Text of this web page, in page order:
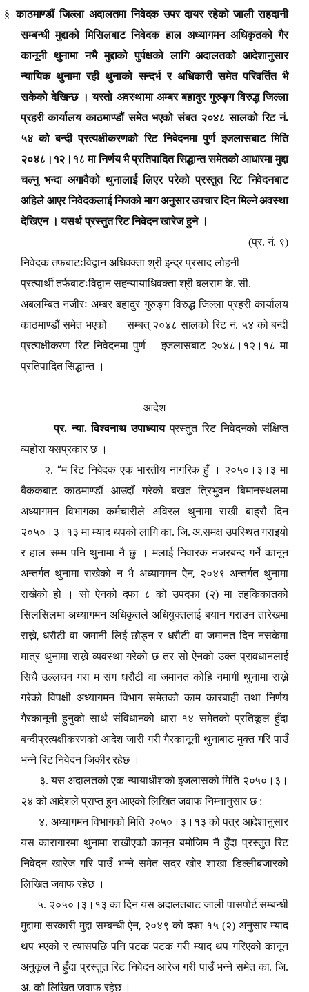
§ काठमाण्डौं जिल्ला अदालतमा निवेदक उपर दायर रहेको जाली राहदानी
सम्बन्धी मुद्दाको मिसिलबाट निवेदक हाल अध्यागमन अधिकृतको गैर
कानूनी थुनामा नभै मुद्दाको पुर्पक्षको लागि अदालतको आदेशानुसार
न्यायिक थुनामा रही थुनाको सन्दर्भ र अधिकारी समेत परिवर्तित भै
सकेको देखिन्छ । यस्तो अवस्थामा अम्बर बहादुर गुरुङ्ग विरुद्ध जिल्ला
प्रहरी कार्यालय काठमाण्डौं समेत भएको संबत २०४८ सालको रिट नं.
५४ को बन्दी प्रत्यक्षीकरणको रिट निवेदनमा पुर्ण इजलासबाट मिति
२०४८।१२।१८ मा निर्णय भै प्रतिपादित सिद्धान्त समेतको आधारमा मुद्दा
चल्नु भन्दा अगावैको थुनालाई लिएर परेको प्रस्तुत रिट निवेदनबाट
अहिले आएर निवेदकलाई निजको माग अनुसार उपचार दिन मिल्ने अवस्था
देखिएन । यसर्थ प्रस्तुत रिट निवेदन खारेज हुने ।
(प्र. नं. ९)
निवेदक तफबाटःविद्वान अधिवक्ता श्री इन्द्र प्रसाद लोहनी
प्रत्यार्थी तर्फबाटःविद्वान सहन्यायाधिवक्ता श्री बलराम के. सी.
अबलम्बित नजीरः अम्बर बहादुर गुरुङ्ग विरुद्ध जिल्ला प्रहरी कार्यालय
काठमाण्डौं समेत भएको सम्बत् २०४८ सालको रिट नं. ५४ को बन्दी
प्रत्यक्षीकरण रिट निवेदनमा पुर्ण इजलासबाट २०४८।१२।१८ मा
प्रतिपादित सिद्धान्त ।
आदेश
प्र. न्या. विश्वनाथ उपाध्यायप्रस्तुत रिट निवेदनको संक्षिप्त
व्यहोरा यसप्रकार छ ।
२. “म रिट निवेदक एक भारतीय नागरिक हुँ । २०५०।३।३ मा
बैककबाट काठमाण्डौं आउदाँ गरेको बखत त्रिभुवन बिमानस्थलमा
अध्यागमन विभागका कर्मचारीले अविरल थुनामा राखी बाह्रौ दिन
२०५०।३।१३ मा म्याद थपको लागि का. जि. अ.समक्ष उपस्थित गराइयो
र हाल सम्म पनि थुनामा नै छु । मलाई निवारक नजरबन्द गर्ने कानून
अन्तर्गत थुनामा राखेको न भै अध्यागमन ऐन, २०४९ अन्तर्गत थुनामा
राखेको हो । सो ऐनको दफा ८ को उपदफा (२) मा तहकिकातको
सिलसिलमा अध्यागमन अधिकृतले अधियुक्तलाई बयान गराउन तारेखमा
राख्ने,धरौटी वा जमानी लिई छोड्न र धरौटी वा जमानत दिन नसकेमा
मात्र थुनामा राख्ने व्यवस्था गरेको छ तर सो ऐनको उक्त प्रावधानलाई
सिधै उल्लघन गरा म संग धरौटी वा जमानत कोहि नमागी थुनामा राख्ने
गरेको विपक्षी अध्यागमन विभाग समेतको काम कारबाही तथा निर्णय
गैरकानूनी हुनुको साथै संविधानको धारा १४ समेतको प्रतिकूल हुँदा
बन्दीप्रत्यक्षीकरणको आदेश जारी गरी गैरकानूनी थुनाबाट मुक्त गरि पाउँ
भन्ने रिट निवेदन जिकीर रहेछ ।
३. यस अदालतको एक न्यायाधीशको इजलासको मिति २०५०।३।
२४ को आदेशले प्राप्त हुन आएको लिखित जवाफ निम्नानुसार छ :
४. अध्यागमन विभागको मिति २०५०।३।१३ को पत्र आदेशानुसार
यस कारागारमा थुनामा राखीएको कानून बमोजिम नै हुँदा प्रस्तुत रिट
निवेदन खारेज गरि पाउँ भन्ने समेत सदर खोर शाखा डिल्लीबजारको
लिखित जवाफ रहेछ ।
५. २०५०।३।१३ का दिन यस अदालतबाट जाली पासपोर्ट सम्बन्धी
मुद्दामा सरकारी मुद्दा सम्बन्धी ऐन, २०४९ को दफा १५ (२) अनुसार म्याद
थप भएको र त्यासपछि पनि पटक पटक गरी म्याद थप गरिएको कानून
अनुकूल नै हुँदा प्रस्तुत रिट निवेदन आरेज गरी पाउँ भन्ने समेत का. जि.
अ. को लिखित जवाफ रहेछ ।